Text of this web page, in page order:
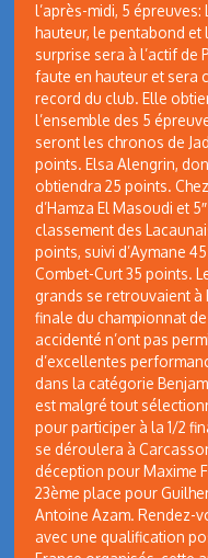
l’après-midi, 5 épreuves:
hauteur, le pentabond
surprise sera à l’actif de
faute en hauteur et sera
record du club. Elle
l’ensemble des 5
seront les chronos de
points. Elsa Alengrin,
obtiendra 25 points.
d’Hamza El Masoudi et
classement des
points, suivi d’Aymane
Combet-Curt 35 points.
grands se retrouvaient à
finale du championnat
accidenté n’ont pas
d’excellentes
dans la catégorie
est malgré tout
pour participer à la 1/2
se déroulera à
déception pour Maxime
23ème place pour
Antoine Azam. Rendez-
avec une qualification